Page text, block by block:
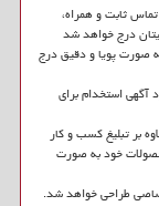
ثابت و همراه،
درج خواهد شد
صورت پویا و دقیق درج
آگهی استخدام برای
بر تبلیغ کسب و کار
خود به صورت
طراحی خواهد شد.